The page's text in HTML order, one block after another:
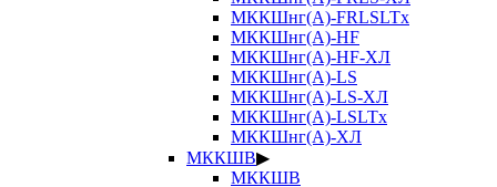
МККШнг(А)-FRLSLTx
МККШнг(А)-HF
МККШнг(А)-HF-ХЛ
МККШнг(А)-LS
МККШнг(А)-LS-ХЛ
МККШнг(А)-LSLTx
МККШнг(А)-ХЛ
МККШВ▶
МККШВ